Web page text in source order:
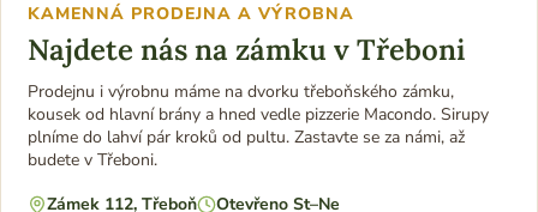
KAMENNÁ PRODEJNA A VÝROBNA
Najdete nás na zámku v Třeboni
Prodejnu i výrobnu máme na dvorku třeboňského zámku,
kousek od hlavní brány a hned vedle pizzerie Macondo. Sirupy
plníme do lahví pár kroků od pultu. Zastavte se za námi, až
budete v Třeboni.
Zámek 112, Třeboň
Otevřeno St–Ne